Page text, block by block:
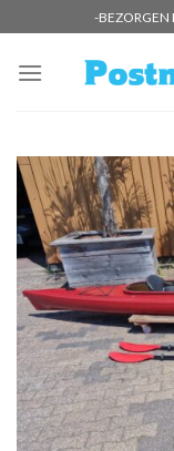
to
content
-BEZORGEN